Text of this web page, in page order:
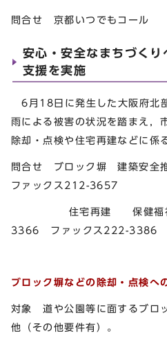
問合せ 京都いつでもコール
安心・安全なまちづく
支援を実施
6月18日に発生した大阪府北
雨による被害の状況を踏まえ，
除却・点検や住宅再建などに係
問合せ ブロック塀 建築安
ファックス212-3657
住宅再建 保健福祉
3366 ファックス222-3386
ブロック塀などの除却・点検へ
対象 道や公園等に面するブロ
他（その他要件有）。